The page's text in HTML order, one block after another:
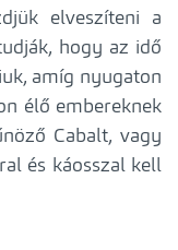
elveszíteni a
hogy az idő
amíg nyugaton
élő embereknek
Cabalt, vagy
és káosszal kell